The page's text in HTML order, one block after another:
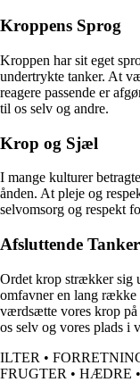
Kroppens Sprog
Kroppen har sit eget
undertrykte tanker. At
reagere passende er
til os selv og andre.
Krop og Sjæl
I mange kulturer
ånden. At pleje og
selvomsorg og respekt
Afsluttende Tanker
Ordet krop strækker sig
omfavner en lang
værdsætte vores krop på
os selv og vores plads i
ILTER •
FRUGTER • HÆDRE •